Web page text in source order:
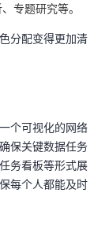
专题研究等。
分配变得更加清
个可视化的网络
保关键数据任务
务看板等形式展
每个人都能及时